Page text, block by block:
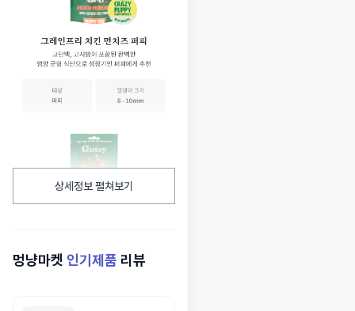
상세정보 펼쳐보기
멍냥마켓 인기제품 리뷰